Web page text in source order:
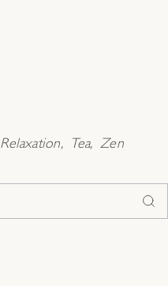
Relaxation Tea Zen